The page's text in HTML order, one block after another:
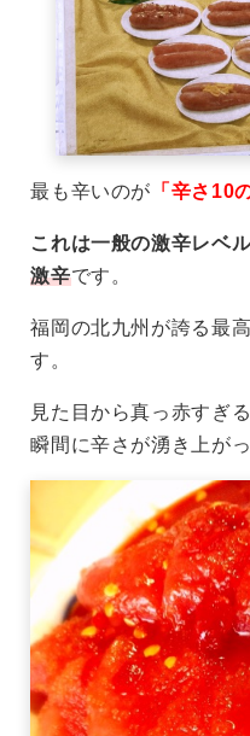
最も辛いのが 「辛さ10
これは一般の激辛レベ
激辛です。
福岡の北九州が誇る最
す。
見た目から真っ赤すぎ
瞬間に辛さが湧き上がっ